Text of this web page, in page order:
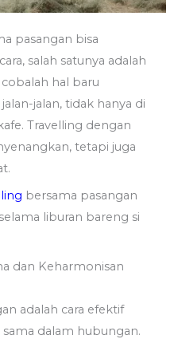
pasangan bisa
salah satunya adalah
cobalah hal baru
jalan, tidak hanya di
Travelling dengan
tetapi juga
bersama pasangan
liburan bareng si
dan Keharmonisan
adalah cara efektif
dalam hubungan.